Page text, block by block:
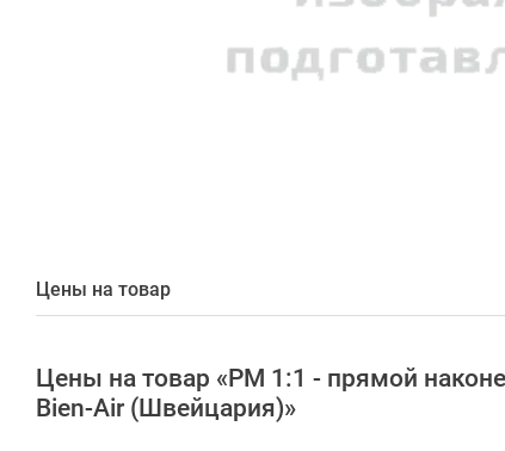
Цены на товар
Цены на товар «PM 1:1 - прямой
Bien-Air (Швейцария)»